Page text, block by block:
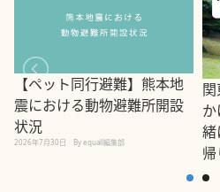
【ペット同行避難】熊本地
震における動物避難所開設
状況
2026年7月30日 By equall編集部
緒